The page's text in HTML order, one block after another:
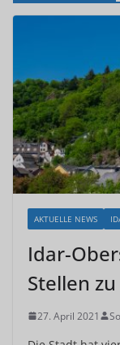
AKTUELLE NEWS
Idar-
Stellen
27. April 2021